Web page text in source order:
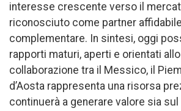
interesse crescente verso il
riconosciuto come partner
complementare. In sintesi, oggi
rapporti maturi, aperti e orientati
collaborazione tra il Messico, il
d’Aosta rappresenta una risorsa
continuerà a generare valore sia